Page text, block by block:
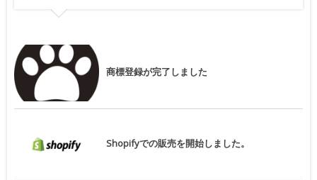
商標登録が完了しました
Shopifyでの販売を開始しました。